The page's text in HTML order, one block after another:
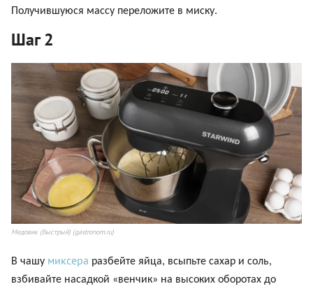
Получившуюся массу переложите в миску.
Шаг 2
Медовик (быстрый) (gastronom.ru)
В чашу миксера разбейте яйца, всыпьте сахар и соль,
взбивайте насадкой «венчик» на высоких оборотах до